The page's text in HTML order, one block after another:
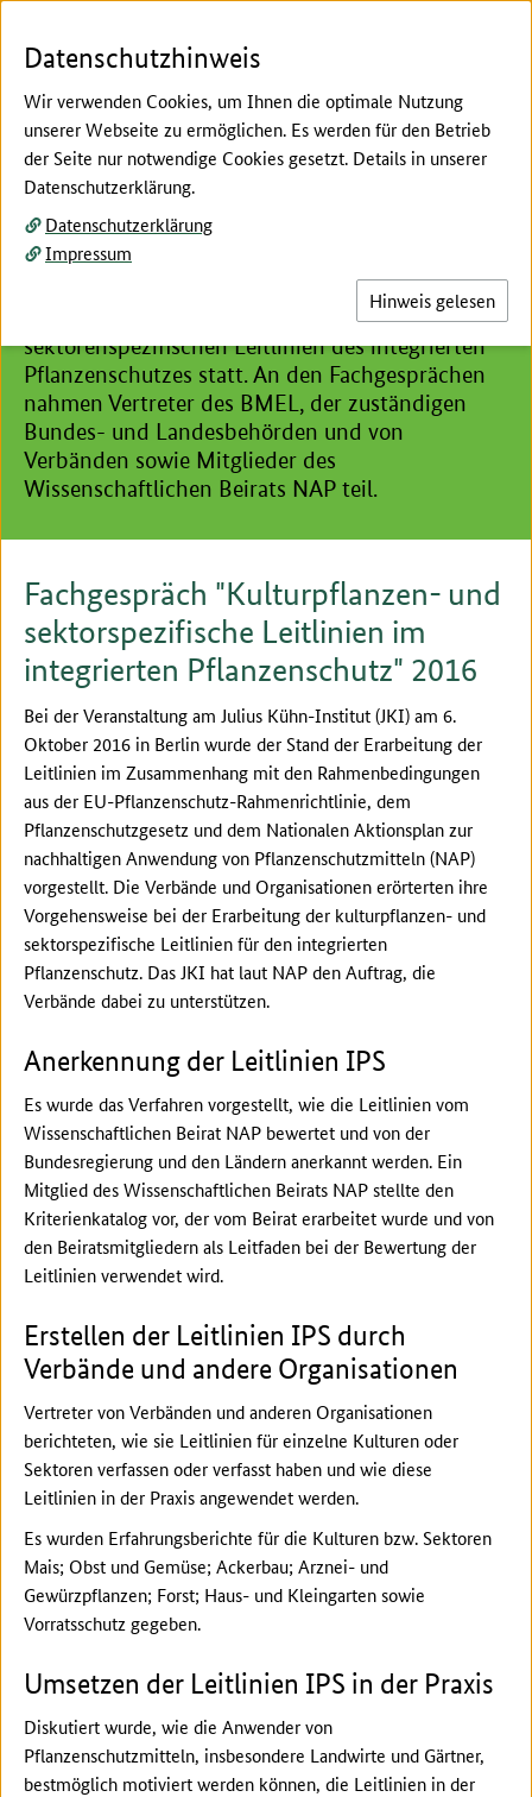
Hier beginnt der Hauptinhalt dieser Seite
Workshops und Fachgespräche
In den Jahren 2014 und 2016 fanden
verschiedene Workshops oder Fachgespräche
sektorenspezifischen Leitlinien des integrierten
Pflanzenschutzes statt. An den Fachgesprächen
nahmen Vertreter des BMEL, der zuständigen
Bundes- und Landesbehörden und von
Verbänden sowie Mitglieder des
Wissenschaftlichen Beirats NAP teil.
Fachgespräch "Kulturpflanzen- und
sektorspezifische Leitlinien im
integrierten Pflanzenschutz" 2016
Bei der Veranstaltung am Julius Kühn-Institut (JKI) am 6.
Oktober 2016 in Berlin wurde der Stand der Erarbeitung der
Leitlinien im Zusammenhang mit den Rahmenbedingungen
aus der EU-Pflanzenschutz-Rahmenrichtlinie, dem
Pflanzenschutzgesetz und dem Nationalen Aktionsplan zur
nachhaltigen Anwendung von Pflanzenschutzmitteln (NAP)
vorgestellt. Die Verbände und Organisationen erörterten ihre
Vorgehensweise bei der Erarbeitung der kulturpflanzen- und
sektorspezifische Leitlinien für den integrierten
Pflanzenschutz. Das JKI hat laut NAP den Auftrag, die
Verbände dabei zu unterstützen.
Anerkennung der Leitlinien IPS
Es wurde das Verfahren vorgestellt, wie die Leitlinien vom
Wissenschaftlichen Beirat NAP bewertet und von der
Bundesregierung und den Ländern anerkannt werden. Ein
Mitglied des Wissenschaftlichen Beirats NAP stellte den
Kriterienkatalog vor, der vom Beirat erarbeitet wurde und von
den Beiratsmitgliedern als Leitfaden bei der Bewertung der
Leitlinien verwendet wird.
Erstellen der Leitlinien IPS durch
Verbände und andere Organisationen
Vertreter von Verbänden und anderen Organisationen
berichteten, wie sie Leitlinien für einzelne Kulturen oder
Sektoren verfassen oder verfasst haben und wie diese
Leitlinien in der Praxis angewendet werden.
Es wurden Erfahrungsberichte für die Kulturen bzw. Sektoren
Mais; Obst und Gemüse; Ackerbau; Arznei- und
Gewürzpflanzen; Forst; Haus- und Kleingarten sowie
Vorratsschutz gegeben.
Umsetzen der Leitlinien IPS in der Praxis
Diskutiert wurde, wie die Anwender von
Pflanzenschutzmitteln, insbesondere Landwirte und Gärtner,
bestmöglich motiviert werden können, die Leitlinien in der
Datenschutzhinweis
Wir verwenden Cookies, um Ihnen die optimale Nutzung
unserer Webseite zu ermöglichen. Es werden für den Betrieb
der Seite nur notwendige Cookies gesetzt. Details in unserer
Datenschutzerklärung.
Datenschutzerklärung
Impressum
Hinweis gelesen